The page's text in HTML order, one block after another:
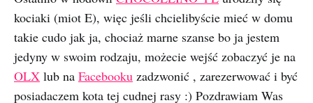
kociaki (miot E), więc jeśli chcielibyście mieć w domu
takie cudo jak ja, chociaż marne szanse bo ja jestem
jedyny w swoim rodzaju, możecie wejść zobaczyć je na
OLX lub na Facebooku zadzwonić , zarezerwować i być
posiadaczem kota tej cudnej rasy :) Pozdrawiam Was